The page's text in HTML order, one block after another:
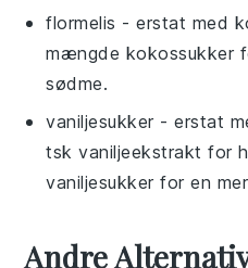
flormelis - erstat med
mængde kokossukker
sødme.
vaniljesukker - erstat
tsk vaniljeekstrakt for
vaniljesukker for en
Andre